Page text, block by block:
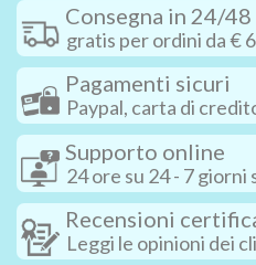
Consegna in 24/
gratis per ordini da €
Pagamenti sicuri
Paypal, carta di
Supporto online
24 ore su 24 - 7 giorni
Recensioni
Leggi le opinioni dei